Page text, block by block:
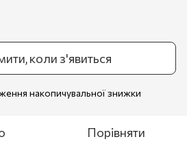
коли з'явиться
накопичувальної знижки
Порівняти